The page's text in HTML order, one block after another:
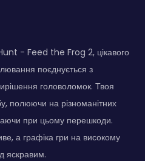
- Feed the Frog 2, цікавого
поєднується з
головоломок. Твоя
полюючи на різноманітних
при цьому перешкоди.
а графіка гри на високому
яскравим.